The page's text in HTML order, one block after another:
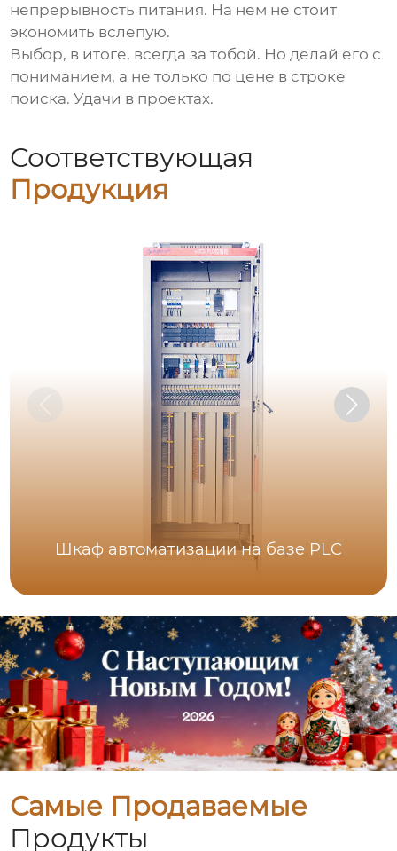
непрерывность питания. На нем не стоит
экономить вслепую.
Выбор, в итоге, всегда за тобой. Но делай его с
пониманием, а не только по цене в строке
поиска. Удачи в проектах.
Соответствующая
Продукция
Шкаф автоматизации на базе PLC
Самые Продаваемые
Продукты